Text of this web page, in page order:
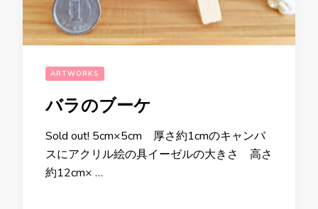
ARTWORKS
バラのブーケ
Sold out! 5cm×5cm 厚さ約1cmのキャンバ
スにアクリル絵の具イーゼルの大きさ 高さ
約12cm× …